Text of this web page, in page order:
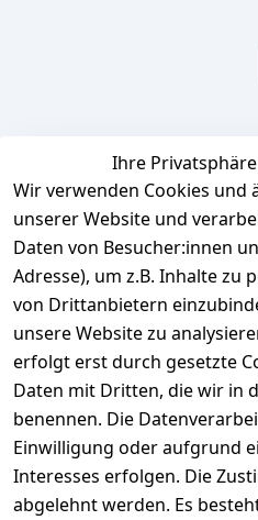
Ihre
Wir verwenden Cookies und
unserer Website und
Daten von Besucher:innen
Adresse), um z.B. Inhalte zu
von Drittanbietern
unsere Website zu
erfolgt erst durch gesetzte
Daten mit Dritten, die wir in
benennen. Die
Einwilligung oder aufgrund
Interesses erfolgen. Die
abgelehnt werden. Es